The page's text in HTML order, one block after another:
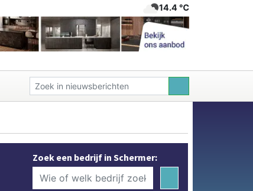
14.4 ℃
Zoek een bedrijf in Schermer: